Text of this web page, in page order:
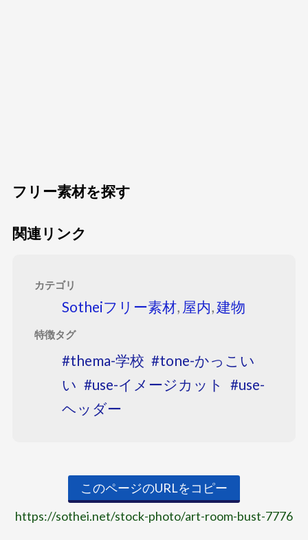
フリー素材を探す
関連リンク
カテゴリ
Sotheiフリー素材, 屋内,建物
特徴タグ
thema-学校
tone-かっこい
い
use-イメージカット
use-
ヘッダー
このページのURLをコピー
https://sothei.net/stock-photo/art-room-bust-7776